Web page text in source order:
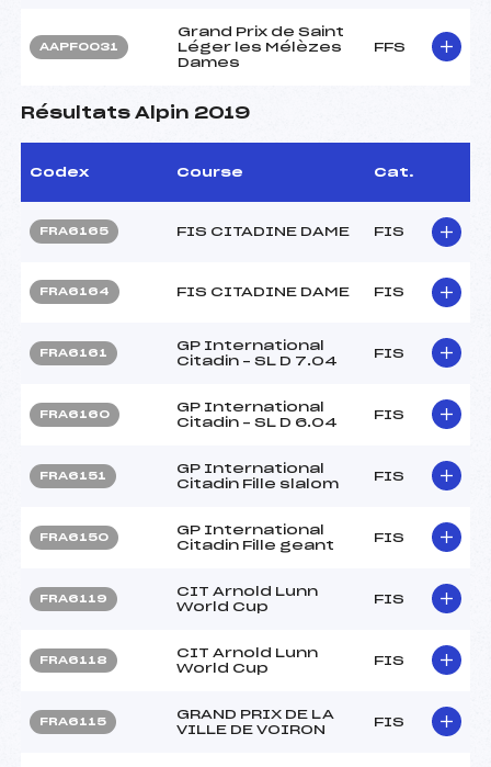
AAPF0031
Grand Prix de Saint
Léger les Mélèzes
Dames
FFS
Résultats Alpin 2019
Codex Course Cat.
FRA6165 FIS CITADINE DAME FIS
FRA6164 FIS CITADINE DAME FIS
FRA6161
GP International
Citadin – SL D 7.04
FIS
FRA6160
GP International
Citadin – SL D 6.04
FIS
FRA6151
GP International
Citadin Fille slalom
FIS
FRA6150
GP International
Citadin Fille geant
FIS
FRA6119
CIT Arnold Lunn
World Cup
FIS
FRA6118
CIT Arnold Lunn
World Cup
FIS
FRA6115
GRAND PRIX DE LA
VILLE DE VOIRON
FIS